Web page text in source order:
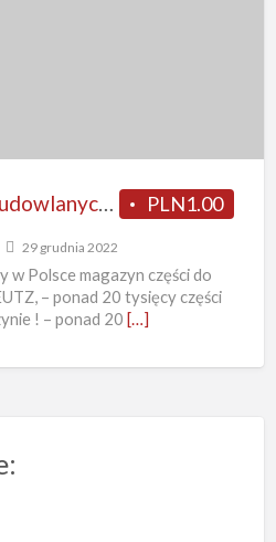
PLN1.00
części do maszyn budowlanych Volvo, części Deutz, silniki
29 grudnia 2022
w Polsce magazyn części do
– ponad 20 tysięcy części
! – ponad 20 […]